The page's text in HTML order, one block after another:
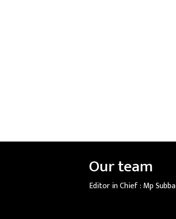
Our team
Editor in Chief : Mp Subba